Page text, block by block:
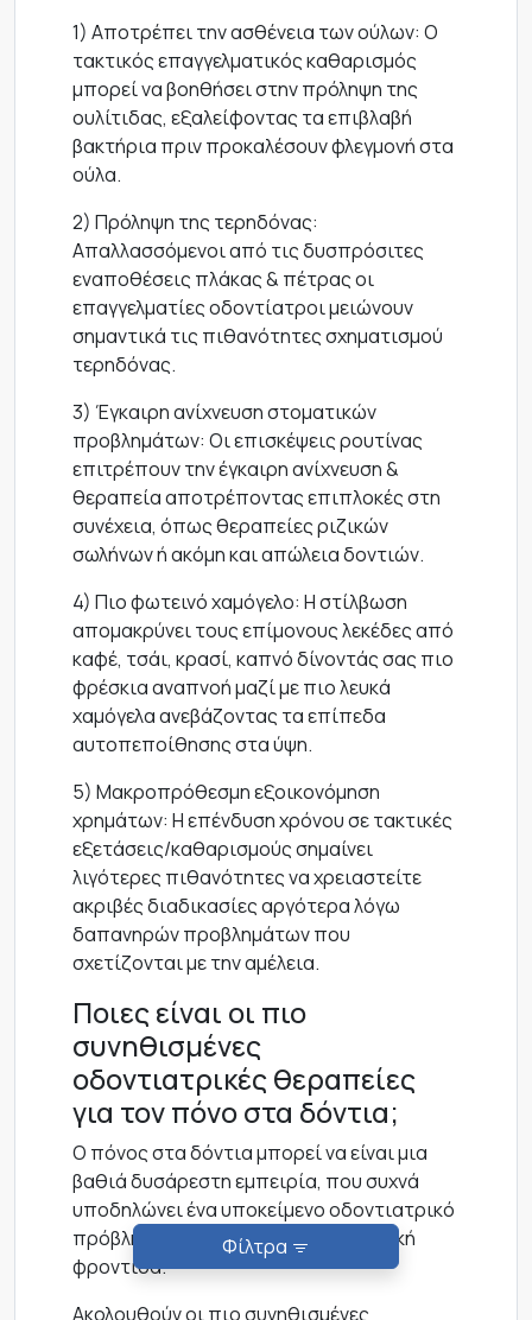
Φίλτρα
1) Αποτρέπει την ασθένεια των ούλων: Ο
τακτικός επαγγελματικός καθαρισμός
μπορεί να βοηθήσει στην πρόληψη της
ουλίτιδας, εξαλείφοντας τα επιβλαβή
βακτήρια πριν προκαλέσουν φλεγμονή στα
ούλα.
2) Πρόληψη της τερηδόνας:
Απαλλασσόμενοι από τις δυσπρόσιτες
εναποθέσεις πλάκας & πέτρας οι
επαγγελματίες οδοντίατροι μειώνουν
σημαντικά τις πιθανότητες σχηματισμού
τερηδόνας.
3) Έγκαιρη ανίχνευση στοματικών
προβλημάτων: Οι επισκέψεις ρουτίνας
επιτρέπουν την έγκαιρη ανίχνευση &
θεραπεία αποτρέποντας επιπλοκές στη
συνέχεια, όπως θεραπείες ριζικών
σωλήνων ή ακόμη και απώλεια δοντιών.
4) Πιο φωτεινό χαμόγελο: Η στίλβωση
απομακρύνει τους επίμονους λεκέδες από
καφέ, τσάι, κρασί, καπνό δίνοντάς σας πιο
φρέσκια αναπνοή μαζί με πιο λευκά
χαμόγελα ανεβάζοντας τα επίπεδα
αυτοπεποίθησης στα ύψη.
5) Μακροπρόθεσμη εξοικονόμηση
χρημάτων: Η επένδυση χρόνου σε τακτικές
εξετάσεις/καθαρισμούς σημαίνει
λιγότερες πιθανότητες να χρειαστείτε
ακριβές διαδικασίες αργότερα λόγω
δαπανηρών προβλημάτων που
σχετίζονται με την αμέλεια.
Ποιες είναι οι πιο
συνηθισμένες
οδοντιατρικές θεραπείες
για τον πόνο στα δόντια;
Ο πόνος στα δόντια μπορεί να είναι μια
βαθιά δυσάρεστη εμπειρία, που συχνά
υποδηλώνει ένα υποκείμενο οδοντιατρικό
πρόβλημα που απαιτεί επαγγελματική
φροντίδα.
Ακολουθούν οι πιο συνηθισμένες